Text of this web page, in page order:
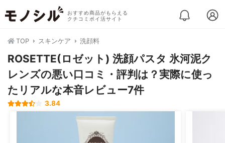
おすすめ商品がもらえる
クチコミポイ活サイト
TOP スキンケア 洗顔料
ROSETTE(ロゼット) 洗顔パスタ 氷河泥ク
レンズの悪い口コミ・評判は？実際に使っ
たリアルな本音レビュー7件
3.84